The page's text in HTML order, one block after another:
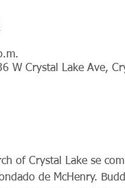
W Crystal Lake Ave,
of Crystal Lake se
de McHenry.